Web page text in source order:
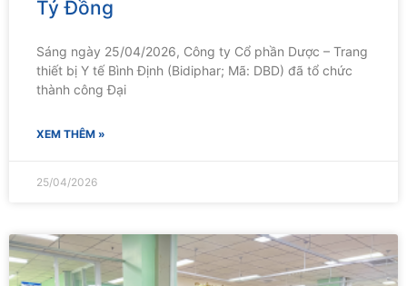
Tỷ Đồng
Sáng ngày 25/04/2026, Công ty Cổ phần Dược – Trang
thiết bị Y tế Bình Định (Bidiphar; Mã: DBD) đã tổ chức
thành công Đại
XEM THÊM »
25/04/2026